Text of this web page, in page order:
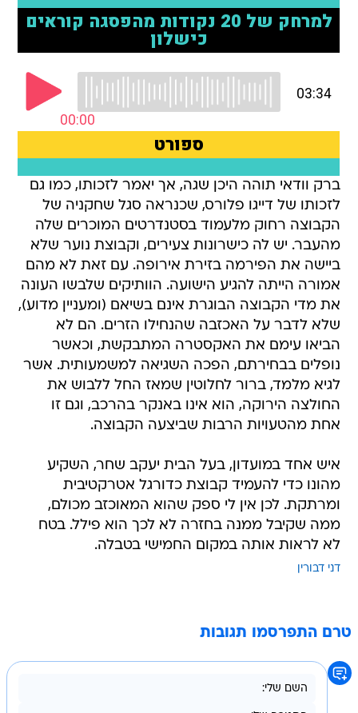
ברק וודאי תוהה היכן שגה, אך יאמר לזכותו, כמו גם
לזכותו של דייגו פלורס, שכנראה סגל שחקניה של
הקבוצה רחוק מלעמוד בסטנדרטים המוכרים שלה
מהעבר. יש לה כישרונות צעירים, וקבוצת נוער שלא
ביישה את הפירמה בזירת אירופה. עם זאת לא מהם
אמורה הייתה להגיע הישועה. הוותיקים שלבשו העונה
את מדי הקבוצה הבוגרת אינם בשיאם (ומעניין מדוע),
שלא לדבר על האכזבה שהנחילו הזרים. הם לא
הביאו עימם את האקסטרה המתבקשת, וכאשר
נופלים בבחירתם, הפכה השגיאה למשמעותית. אשר
לגיא מלמד, ברור לחלוטין שמאז החל ללבוש את
החולצה הירוקה, הוא אינו באנקר בהרכב, וגם זו
אחת מהטעויות הרבות שביצעה הקבוצה.
איש אחד במועדון, בעל הבית יעקב שחר, השקיע
מהונו כדי להעמיד קבוצת כדורגל אטרקטיבית
ומרתקת. לכן אין לי ספק שהוא המאוכזב מכולם,
ממה שקיבל ממנה בחזרה לא לכך הוא פילל. בטח
לא לראות אותה במקום החמישי בטבלה.
דני דבורין
טרם התפרסמו תגובות